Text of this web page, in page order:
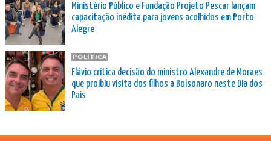
Ministério Público e Fundação Projeto Pescar lançam
capacitação inédita para jovens acolhidos em Porto
Alegre
POLÍTICA
Flávio critica decisão do ministro Alexandre de Moraes
que proibiu visita dos filhos a Bolsonaro neste Dia dos
Pais